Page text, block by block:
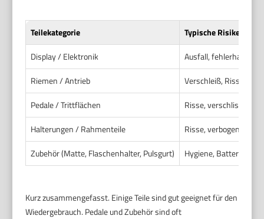
Teilekategorie
Typische Risiken
Display / Elektronik
Ausfall, fehlerhafte
Riemen / Antrieb
Verschleiß,
Pedale / Trittflächen
Risse, verschlissene
Halterungen / Rahmenteile
Risse, verbogene
Zubehör (Matte, Flaschenhalter, Pulsgurt)
Hygiene, Batterie-
Kurz zusammengefasst. Einige Teile sind gut geeignet für den
Wiedergebrauch. Pedale und Zubehör sind oft